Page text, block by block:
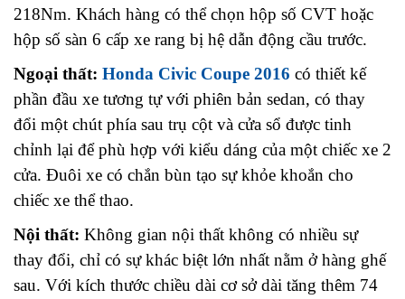
218Nm. Khách hàng có thể chọn hộp số CVT hoặc
hộp số sàn 6 cấp xe rang bị hệ dẫn động cầu trước.
Ngoại thất: Honda Civic Coupe 2016 có thiết kế
phần đầu xe tương tự với phiên bản sedan, có thay
đổi một chút phía sau trụ cột và cửa sổ được tinh
chỉnh lại để phù hợp với kiểu dáng của một chiếc xe 2
cửa. Đuôi xe có chắn bùn tạo sự khỏe khoắn cho
chiếc xe thể thao.
Nội thất: Không gian nội thất không có nhiều sự
thay đổi, chỉ có sự khác biệt lớn nhất nằm ở hàng ghế
sau. Với kích thước chiều dài cơ sở dài tăng thêm 74